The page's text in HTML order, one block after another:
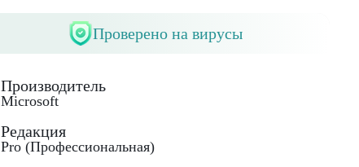
Проверено на вирусы
Производитель
Microsoft
Редакция
Pro (Профессиональная)